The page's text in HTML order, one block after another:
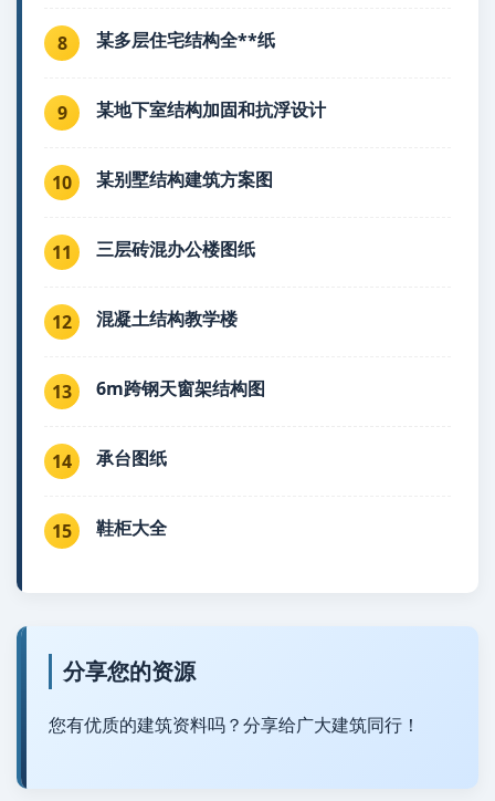
8 某多层住宅结构全**纸
9 某地下室结构加固和抗浮设计
10 某别墅结构建筑方案图
11 三层砖混办公楼图纸
12 混凝土结构教学楼
13 6m跨钢天窗架结构图
14 承台图纸
15 鞋柜大全
分享您的资源
您有优质的建筑资料吗？分享给广大建筑同行！